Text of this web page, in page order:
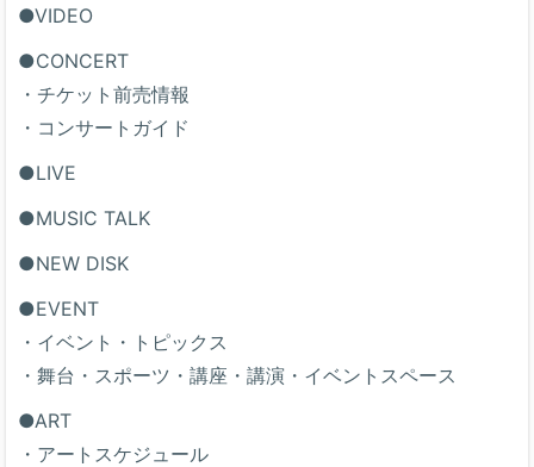
●VIDEO
●CONCERT
・チケット前売情報
・コンサートガイド
●LIVE
●MUSIC TALK
●NEW DISK
●EVENT
・イベント・トピックス
・舞台・スポーツ・講座・講演・イベントスペース
●ART
・アートスケジュール